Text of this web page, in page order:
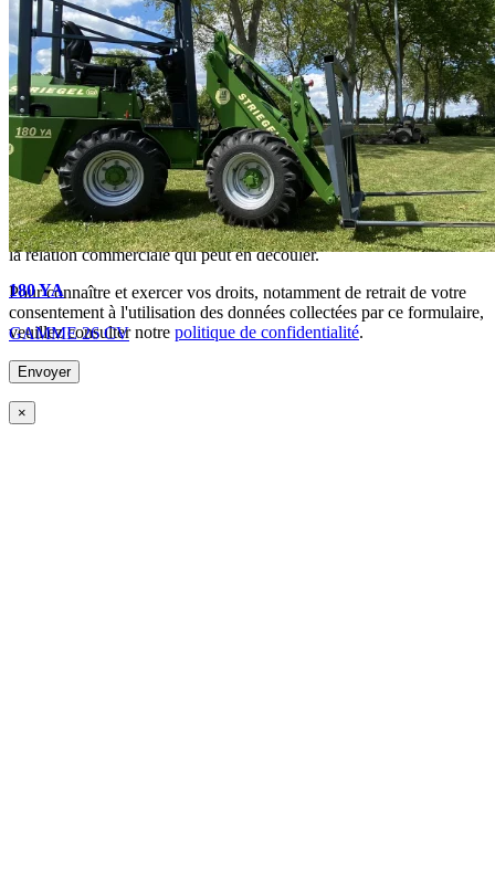
180 YA
GAMME 26 CV
En soumettant ce formulaire, j'accepte que les informations
saisies soient exploitées dans le cadre de la demande de devis et de
la relation commerciale qui peut en découler.
Pour connaître et exercer vos droits, notamment de retrait de votre
consentement à l'utilisation des données collectées par ce formulaire,
veuillez consulter notre politique de confidentialité.
×